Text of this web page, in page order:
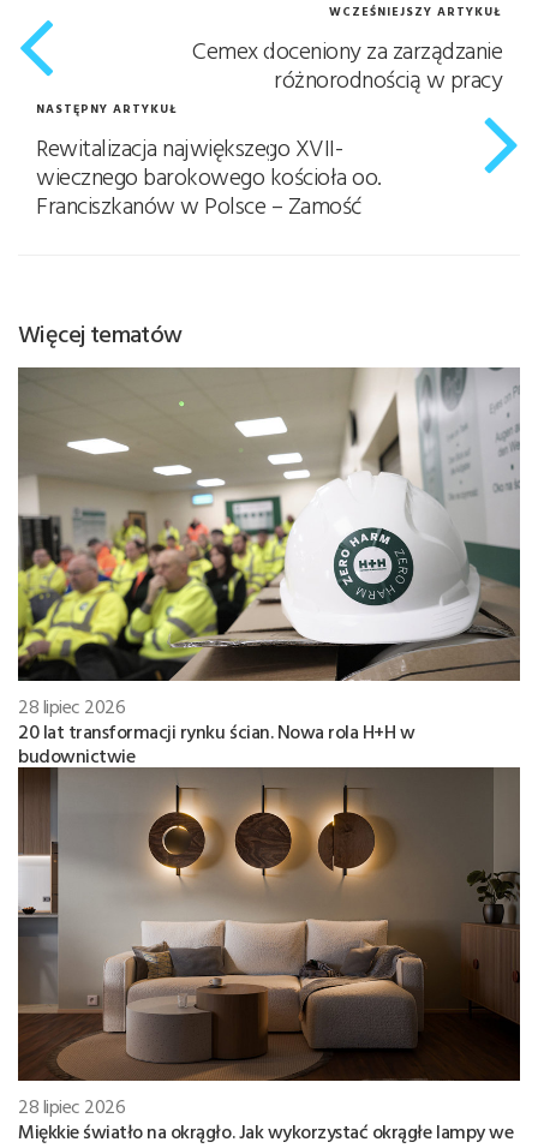
WCZEŚNIEJSZY ARTYKUŁ
Cemex doceniony za zarządzanie
różnorodnością w pracy
NASTĘPNY ARTYKUŁ
Rewitalizacja największego XVII-
wiecznego barokowego kościoła oo.
Franciszkanów w Polsce – Zamość
Więcej tematów
28 lipiec 2026
20 lat transformacji rynku ścian. Nowa rola H+H w
budownictwie
28 lipiec 2026
Miękkie światło na okrągło. Jak wykorzystać okrągłe lampy we